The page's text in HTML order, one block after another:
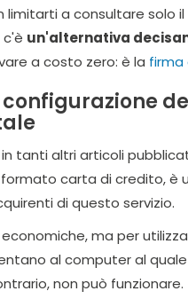
limitarti a consultare solo
c'è un'alternativa
a costo zero: è la
tanti altri articoli
carta di credito, è
di questo servizio.
ma per
al computer al
non può funzionare.